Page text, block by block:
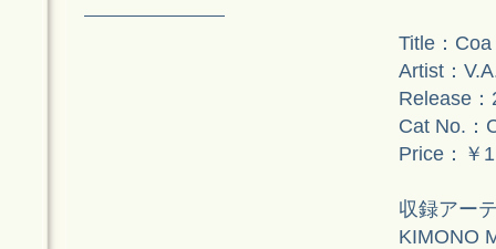
Title：
Artist：
Release
Cat No.：
Price：￥
収録アー
KIMONO